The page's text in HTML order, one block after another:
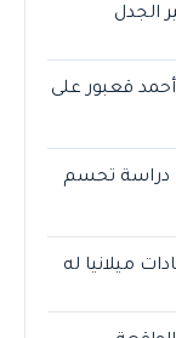
الجدل
قعبور على
دراسة تحسم
ميلانيا له